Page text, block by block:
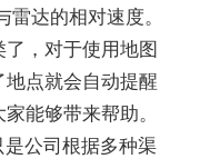
达的相对速度。
，对于使用地图
点就会自动提醒
能够带来帮助。
公司根据多种渠